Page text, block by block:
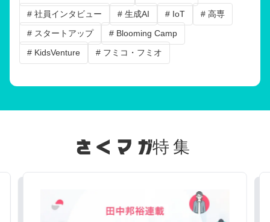
# 社員インタビュー
# 生成AI # IoT
# 高専
# スタートアップ
# Blooming Camp
# KidsVenture
# フミコ・フミオ
特集